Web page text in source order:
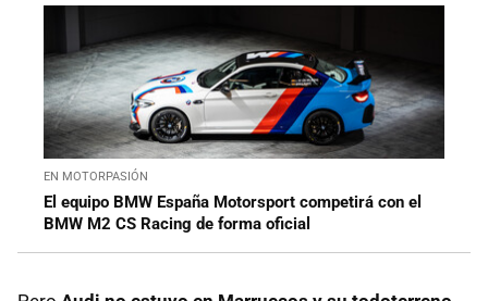
EN MOTORPASIÓN
El equipo BMW España Motorsport competirá con el
BMW M2 CS Racing de forma oficial